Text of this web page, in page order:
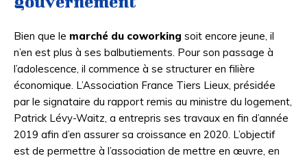
Bien que le marché du coworking soit encore jeune, il
n’en est plus à ses balbutiements. Pour son passage à
l’adolescence, il commence à se structurer en filière
économique. L’Association France Tiers Lieux, présidée
par le signataire du rapport remis au ministre du logement,
Patrick Lévy-Waitz, a entrepris ses travaux en fin d’année
2019 afin d’en assurer sa croissance en 2020. L’objectif
est de permettre à l’association de mettre en œuvre, en